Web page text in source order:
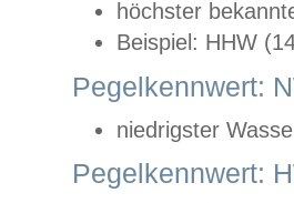
höchster
Beispiel: HHW
Pegelkennwert:
niedrigster
Pegelkennwert: